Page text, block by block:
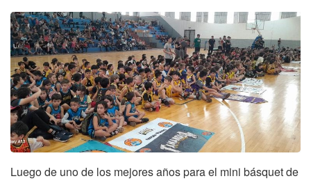
Luego de uno de los mejores años para el mini básquet de